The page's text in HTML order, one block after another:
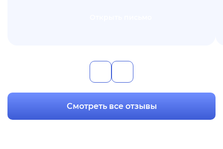
Смотреть все отзывы